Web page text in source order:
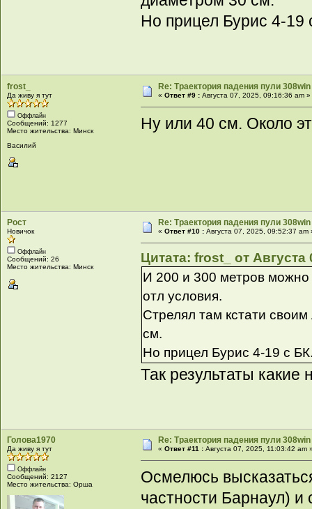
Но прицел Бурис 4-19
frost_
Да живу я тут
Оффлайн
Сообщений: 1277
Место жительства: Минск
Василий
Re: Траектория падения пули
«Ответ #9 : Августа 07, 2025, 09:16:36 am »
Ну или 40 см. Около
Рост
Новичок
Оффлайн
Сообщений: 26
Место жительства: Минск
Re: Траектория падения пули
«Ответ #10 : Августа 07, 2025, 09:52:37 am
Цитата: frost_ от Августа
И 200 и 300 метров можно
отл условия.
Стрелял там кстати
см.
Но прицел Бурис 4-19 с
Так результаты
Голова1970
Да живу я тут
Оффлайн
Сообщений: 2127
Место жительства: Орша
Re: Траектория падения пули
«Ответ #11 : Августа 07, 2025, 11:03:42 am
Осмелюсь
частности Барнаул)